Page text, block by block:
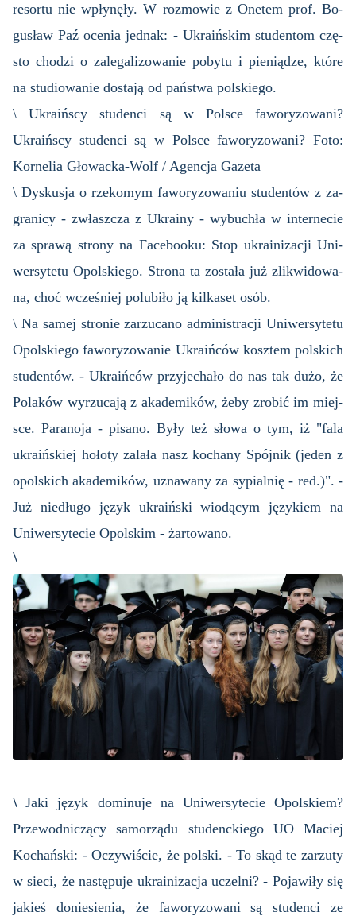
re­sor­tu nie wpły­nę­ły. W roz­mo­wie z One­tem prof. Bo­
gu­sław Paź oce­nia jed­nak: - Ukra­iń­skim stu­den­tom czę­
sto cho­dzi o za­le­ga­li­zo­wa­nie po­by­tu i pie­nią­dze, które
na stu­dio­wa­nie do­sta­ją od pań­stwa pol­skie­go.
\ Ukraińscy studenci są w Polsce faworyzowani?
Ukraińscy studenci są w Polsce faworyzowani? Foto:
Kornelia Głowacka-Wolf / Agencja Gazeta
\ Dys­ku­sja o rze­ko­mym fa­wo­ry­zo­wa­niu stu­den­tów z za­
gra­ni­cy - zwłasz­cza z Ukra­iny - wy­bu­chła w in­ter­ne­cie
za spra­wą stro­ny na Fa­ce­bo­oku: Stop ukra­ini­za­cji Uni­
wer­sy­te­tu Opol­skie­go. Stro­na ta zo­sta­ła już zli­kwi­do­wa­
na, choć wcze­śniej po­lu­bi­ło ją kil­ka­set osób.
\ Na samej stro­nie za­rzu­ca­no ad­mi­ni­stra­cji Uni­wer­sy­te­tu
Opol­skie­go fa­wo­ry­zo­wa­nie Ukra­iń­ców kosz­tem pol­skich
stu­den­tów. - Ukra­iń­ców przy­je­cha­ło do nas tak dużo, że
Po­la­ków wy­rzu­ca­ją z aka­de­mi­ków, żeby zro­bić im miej­
sce. Pa­ra­no­ja - pi­sa­no. Były też słowa o tym, iż "fala
ukra­iń­skiej ho­ło­ty za­la­ła nasz ko­cha­ny Spój­nik (jeden z
opol­skich aka­de­mi­ków, uzna­wa­ny za sy­pial­nię - red.)". -
Już nie­dłu­go język ukra­iń­ski wio­dą­cym ję­zy­kiem na
Uni­wer­sy­te­cie Opol­skim - żar­to­wa­no.
\
\Jaki język do­mi­nu­je na Uni­wer­sy­te­cie Opol­skiem?
Prze­wod­ni­czą­cy sa­mo­rzą­du stu­denc­kie­go UO Ma­ciej
Ko­chań­ski: - Oczy­wi­ście, że pol­ski. - To skąd te za­rzu­ty
w sieci, że na­stę­pu­je ukra­ini­za­cja uczel­ni? - Po­ja­wi­ły się
ja­kieś do­nie­sie­nia, że fa­wo­ry­zo­wa­ni są stu­den­ci ze